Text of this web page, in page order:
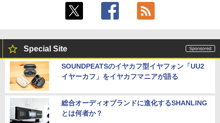
Special Site
SOUNDPEATSのイヤカフ型イヤフォン「UU2
イヤーカフ」をイヤカフマニアが語る
総合オーディオブランドに進化するSHANLING
とは何者か？